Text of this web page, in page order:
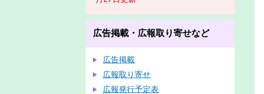
広告掲載・広報取り寄せなど
広告掲載
広報取り寄せ
広報発行予定表